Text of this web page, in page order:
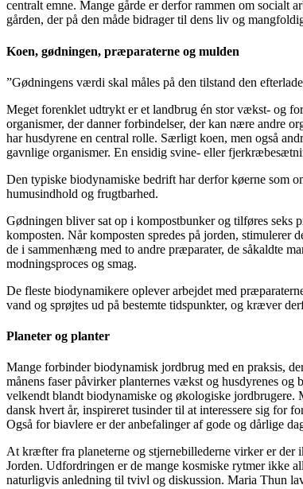
centralt emne. Mange gårde er derfor rammen om socialt
gården, der på den måde bidrager til dens liv og
Koen, gødningen, præparaterne og mulden
”Gødningens værdi skal måles på den tilstand den
Meget forenklet udtrykt er et landbrug én stor vækst- og
organismer, der danner forbindelser, der kan nære andre
har husdyrene en central rolle. Særligt koen, men også
gavnlige organismer. En ensidig svine- eller
Den typiske biodynamiske bedrift har derfor køerne som
humusindhold og frugtbarhed.
Gødningen bliver sat op i kompostbunker og tilføres seks
komposten. Når komposten spredes på jorden,
de i sammenhæng med to andre præparater, de såkaldte
modningsproces og smag.
De fleste biodynamikere oplever arbejdet med
vand og sprøjtes ud på bestemte tidspunkter, og kræver
Planeter og planter
Mange forbinder biodynamisk jordbrug med en praksis,
månens faser påvirker planternes vækst og husdyrenes
velkendt blandt biodynamiske og økologiske jordbrugere.
dansk hvert år, inspireret tusinder til at interessere sig for
Også for biavlere er der anbefalinger af gode og dårlige
At kræfter fra planeterne og stjernebillederne virker er
Jorden. Udfordringen er de mange kosmiske rytmer ikke
naturligvis anledning til tvivl og diskussion. Maria Thun